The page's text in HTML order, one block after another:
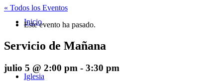
Inicio
Iglesia
« Todos los Eventos
Este evento ha pasado.
Servicio de Mañana
julio 5 @ 2:00 pm - 3:30 pm